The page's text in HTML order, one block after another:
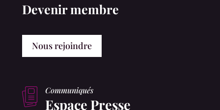
Devenir membre
Nous rejoindre
Communiqués
Espace Presse